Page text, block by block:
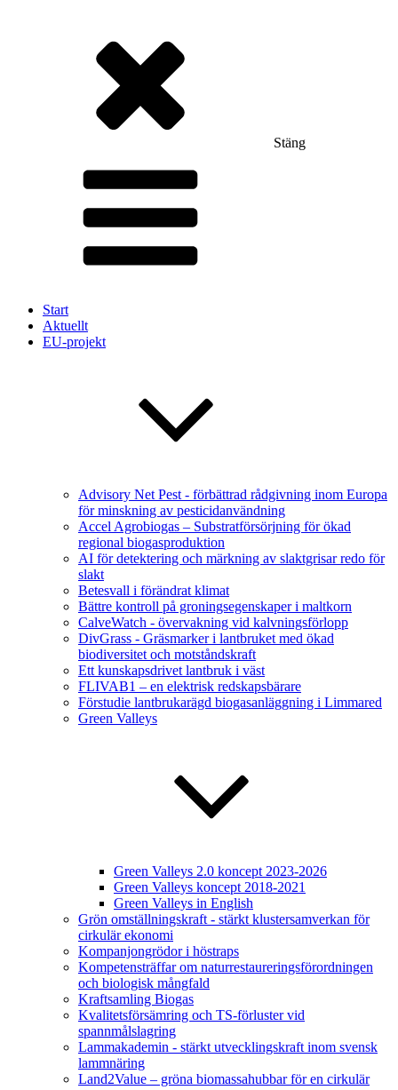
Stäng
Start
Aktuellt
EU-projekt
Advisory Net Pest - förbättrad rådgivning inom Europa
för minskning av pesticidanvändning
Accel Agrobiogas – Substratförsörjning för ökad
regional biogasproduktion
AI för detektering och märkning av slaktgrisar redo för
slakt
Betesvall i förändrat klimat
Bättre kontroll på groningsegenskaper i maltkorn
CalveWatch - övervakning vid kalvningsförlopp
DivGrass - Gräsmarker i lantbruket med ökad
biodiversitet och motståndskraft
Ett kunskapsdrivet lantbruk i väst
FLIVAB1 – en elektrisk redskapsbärare
Förstudie lantbrukarägd biogasanläggning i Limmared
Green Valleys
Green Valleys 2.0 koncept 2023-2026
Green Valleys koncept 2018-2021
Green Valleys in English
Grön omställningskraft - stärkt klustersamverkan för
cirkulär ekonomi
Kompanjongrödor i höstraps
Kompetensträffar om naturrestaureringsförordningen
och biologisk mångfald
Kraftsamling Biogas
Kvalitetsförsämring och TS-förluster vid
spannmålslagring
Lammakademin - stärkt utvecklingskraft inom svensk
lammnäring
Land2Value – gröna biomassahubbar för en cirkulär